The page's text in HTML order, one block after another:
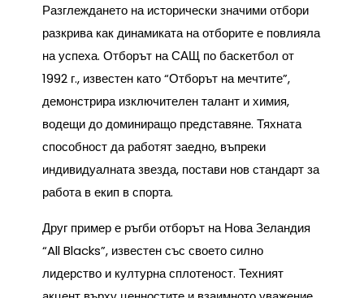
Разглеждането на исторически значими отбори
разкрива как динамиката на отборите е повлияла
на успеха. Отборът на САЩ по баскетбол от
1992 г., известен като “Отборът на мечтите”,
демонстрира изключителен талант и химия,
водещи до доминиращо представяне. Тяхната
способност да работят заедно, въпреки
индивидуалната звезда, постави нов стандарт за
работа в екип в спорта.
Друг пример е ръгби отборът на Нова Зеландия
“All Blacks”, известен със своето силно
лидерство и културна сплотеност. Техният